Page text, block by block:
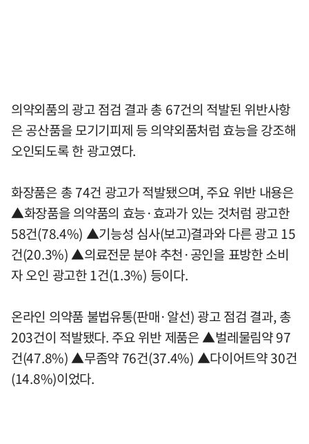
의약외품의 광고 점검 결과 총 67건의 적발된 위반사항
은 공산품을 모기기피제 등 의약외품처럼 효능을 강조해
오인되도록 한 광고였다.
화장품은 총 74건 광고가 적발됐으며, 주요 위반 내용은
▲화장품을 의약품의 효능·효과가 있는 것처럼 광고한
58건(78.4%) ▲기능성 심사(보고)결과와 다른 광고 15
건(20.3%) ▲의료전문 분야 추천·공인을 표방한 소비
자 오인 광고한 1건(1.3%) 등이다.
온라인 의약품 불법유통(판매·알선) 광고 점검 결과, 총
203건이 적발됐다. 주요 위반 제품은 ▲벌레물림약 97
건(47.8%) ▲무좀약 76건(37.4%) ▲다이어트약 30건
(14.8%)이었다.